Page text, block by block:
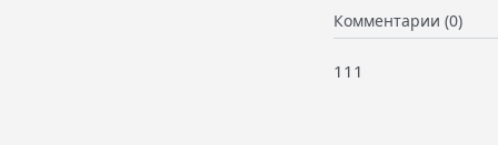
Комментарии (0)
111